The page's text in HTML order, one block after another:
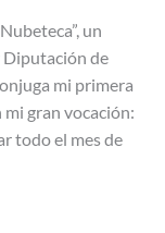
un
Diputación de
mi primera
gran vocación:
todo el mes de